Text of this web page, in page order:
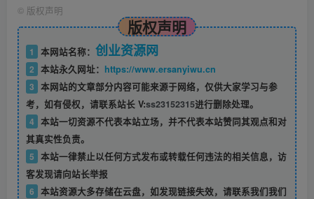
© 版权声明
版权声明
1 本网站名称： 创业资源网
2 本站永久网址： https://www.ersanyiwu.cn
3 本网站的文章部分内容可能来源于网络，仅供大家学习与参
考，如有侵权，请联系站长 V:ss23152315进行删除处理。
4 本站一切资源不代表本站立场，并不代表本站赞同其观点和对
其真实性负责。
5 本站一律禁止以任何方式发布或转载任何违法的相关信息，访
客发现请向站长举报
6 本站资源大多存储在云盘，如发现链接失效，请联系我们我们